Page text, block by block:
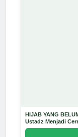
HIJAB YANG
Ustadz Menjadi